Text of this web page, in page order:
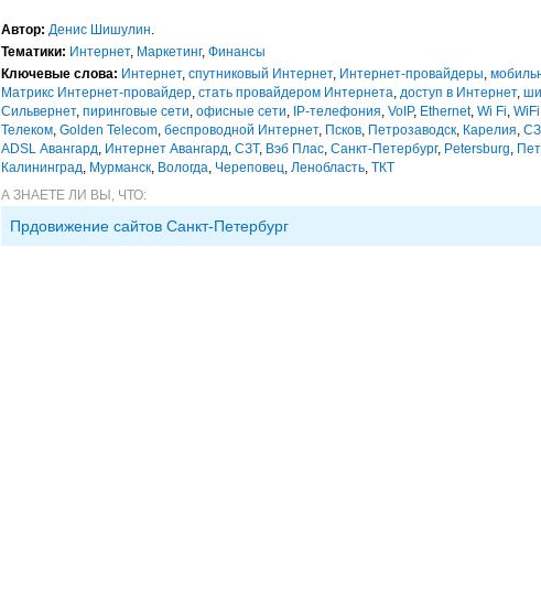
Автор: Денис Шишулин.
Тематики: Интернет, Маркетинг, Финансы
Ключевые слова: Интернет, спутниковый Интернет, Интернет-провайдеры,
Матрикс Интернет-провайдер, стать провайдером Интернета, доступ в Интернет,
Сильвернет, пиринговые сети, офисные сети, IP-телефония, VoIP, Ethernet, Wi Fi, WiFi
Телеком, Golden Telecom, беспроводной Интернет, Псков, Петрозаводск, Карелия,
ADSL Авангард, Интернет Авангард, СЗТ, Вэб Плас, Санкт-Петербург, Petersburg,
Калининград, Мурманск, Вологда, Череповец, Ленобласть, ТКТ
А ЗНАЕТЕ ЛИ ВЫ, ЧТО:
Прдовижение сайтов Санкт-Петербург